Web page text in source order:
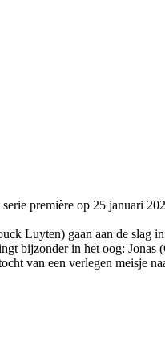
première op 25 januari
Luyten) gaan aan de slag
bijzonder in het oog:
van een verlegen meisje